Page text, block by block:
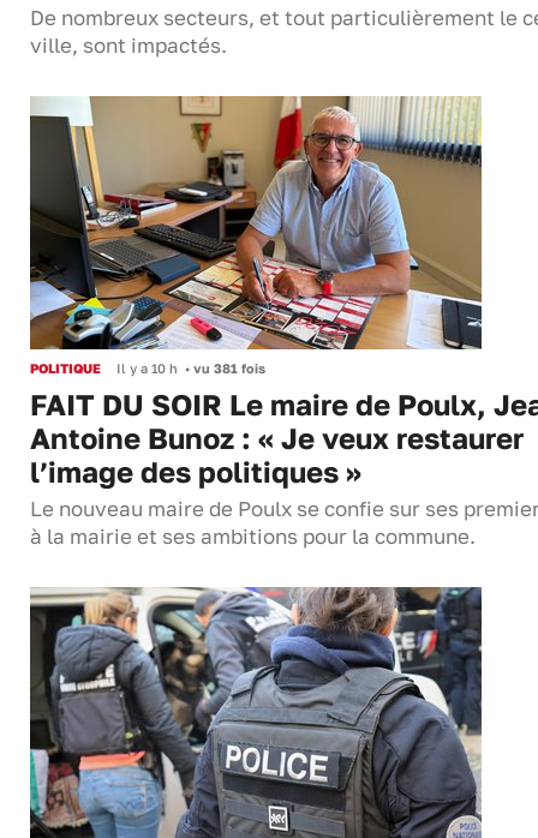
De nombreux secteurs, et tout particulièrement le
ville, sont impactés.
POLITIQUE Il y a 10 h • vu 381 fois
FAIT DU SOIR Le maire de Poulx,
Antoine Bunoz : « Je veux restaurer
l’image des politiques »
Le nouveau maire de Poulx se confie sur ses
à la mairie et ses ambitions pour la commune.